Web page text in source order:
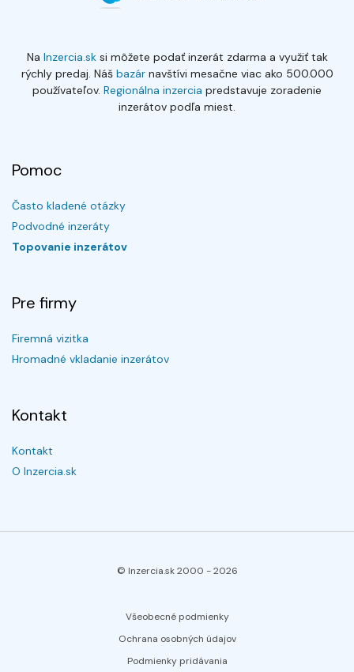
Na Inzercia.sksi môžete podať inzerát zdarma a využiť tak
rýchly predaj. Náš bazárnavštívi mesačne viac ako 500.000
používateľov. Regionálna inzercia predstavuje zoradenie
inzerátov podľa miest.
Pomoc
Často kladené otázky
Podvodné inzeráty
Topovanie inzerátov
Pre firmy
Firemná vizitka
Hromadné vkladanie inzerátov
Kontakt
Kontakt
O Inzercia.sk
© Inzercia.sk 2000 -2026
Všeobecné podmienky
Ochrana osobných údajov
Podmienky pridávania